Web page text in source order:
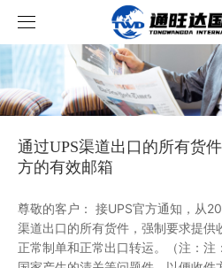
首页
服务项目
服务内容
资讯中心
跨境新闻
行业资讯
案例展示
成功案例
关于我们
通过UPS渠道出口的所有货
方的有效邮箱
尊敬的客户： 接UPS官方通知，从
渠道出口的所有货件，强制要求提供
正常制单和正常出口转运。（注：